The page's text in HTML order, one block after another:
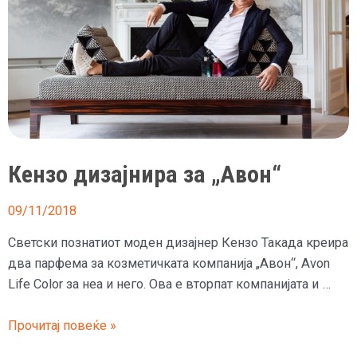
Кензо дизајнира за „Авон“
09/11/2018
Светски познатиот моден дизајнер Кензо Такада креира
два парфема за козметичката компанија „Авон“, Avon
Life Color за неа и него. Ова е вторпат компанијата и …
Кензо
Прочитај повеќе »